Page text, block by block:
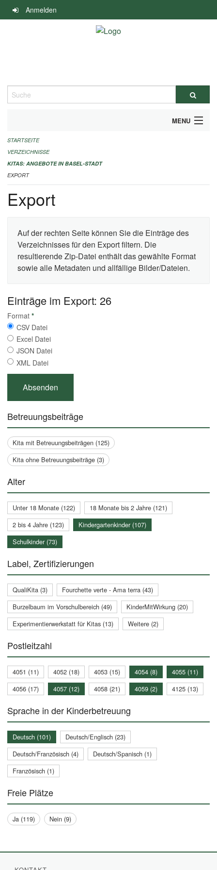
Navigation
überspringen
Anmelden
Suche
MENU
ALLGEMEINE INFORMATIONEN
IMPRESSUM
STARTSEITE
VERZEICHNISSE
KITAS: ANGEBOTE IN BASEL-STADT
EXPORT
Export
Auf der rechten Seite können Sie die Einträge des
Verzeichnisses für den Export filtern. Die
resultierende Zip-Datei enthält das gewählte Format
sowie alle Metadaten und allfällige Bilder/Dateien.
Einträge im Export: 26
Format *
CSV Datei
Excel Datei
JSON Datei
XML Datei
Betreuungsbeiträge
Kita mit Betreuungsbeiträgen (125)
Kita ohne Betreuungsbeiträge (3)
Alter
Unter 18 Monate (122)
18 Monate bis 2 Jahre (121)
2 bis 4 Jahre (123)
Kindergartenkinder (107)
Schulkinder (73)
Label, Zertifizierungen
QualiKita (3)
Fourchette verte - Ama terra (43)
Burzelbaum im Vorschulbereich (49)
KinderMitWirkung (20)
Experimentierwerkstatt für Kitas (13)
Weitere (2)
Postleitzahl
4051 (11) 4052 (18) 4053 (15) 4054 (8)
4055 (11)
4056 (17)
4057 (12) 4058 (21) 4059 (2) 4125 (13)
Sprache in der Kinderbetreuung
Deutsch (101)
Deutsch/Englisch (23)
Deutsch/Französisch (4)
Deutsch/Spanisch (1)
Französisch (1)
Freie Plätze
Ja (119) Nein (9)